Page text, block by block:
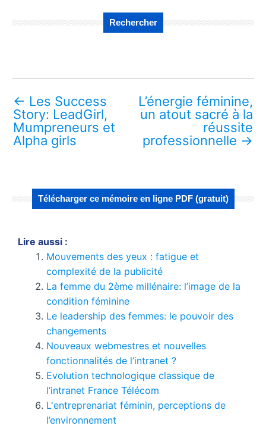
Rechercher
← Les Success
Story: LeadGirl,
Mumpreneurs et
Alpha girls
L’énergie féminine,
un atout sacré à la
réussite
professionnelle →
Télécharger ce mémoire en ligne PDF (gratuit)
Lire aussi :
Mouvements des yeux : fatigue et
complexité de la publicité
La femme du 2ème millénaire: l’image de la
condition féminine
Le leadership des femmes: le pouvoir des
changements
Nouveaux webmestres et nouvelles
fonctionnalités de l’intranet ?
Evolution technologique classique de
l’intranet France Télécom
L'entreprenariat féminin, perceptions de
l’environnement